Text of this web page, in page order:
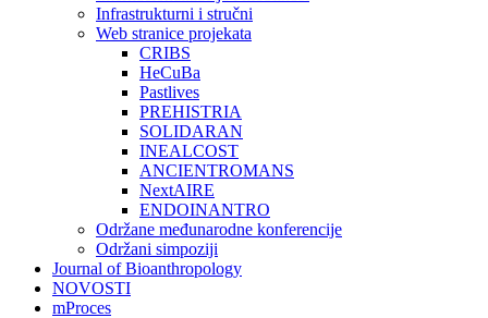
Infrastrukturni i stručni
Web stranice projekata
CRIBS
HeCuBa
Pastlives
PREHISTRIA
SOLIDARAN
INEALCOST
ANCIENTROMANS
NextAIRE
ENDOINANTRO
Održane međunarodne konferencije
Održani simpoziji
Journal of Bioanthropology
NOVOSTI
mProces